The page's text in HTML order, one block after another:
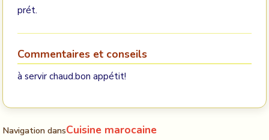
prét.
Commentaires et conseils
à servir chaud.bon appétit!
Navigation dansCuisine marocaine